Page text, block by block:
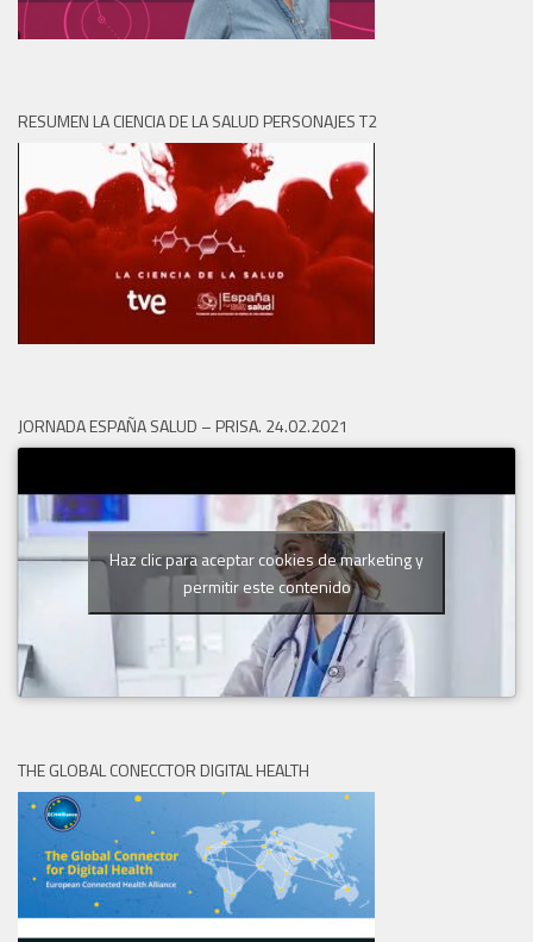
RESUMEN LA CIENCIA DE LA SALUD PERSONAJES T2
JORNADA ESPAÑA SALUD – PRISA. 24.02.2021
Haz clic para aceptar cookies de marketing y
permitir este contenido
THE GLOBAL CONECCTOR DIGITAL HEALTH